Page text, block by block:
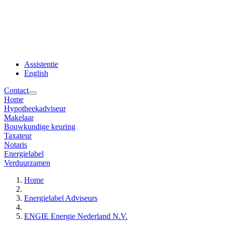
Assistentie
English
Contact
Home
Hypotheekadviseur
Makelaar
Bouwkundige keuring
Taxateur
Notaris
Energielabel
Verduurzamen
Home
Energielabel Adviseurs
ENGIE Energie Nederland N.V.